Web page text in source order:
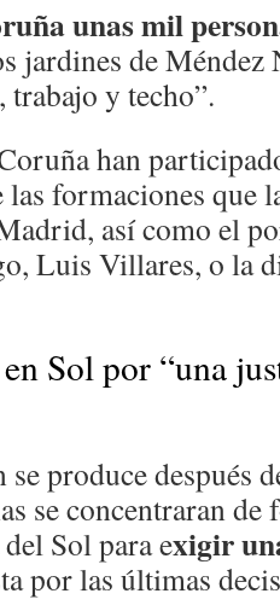
unas mil
jardines de Méndez
trabajo y techo”.
han
formaciones que
así como el
Luis Villares, o la
Sol por “una
produce después
se concentraran de
Sol para exigir
por las últimas